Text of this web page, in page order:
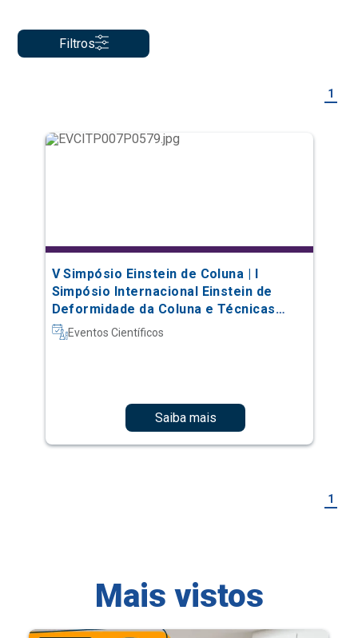
Filtros
1
V Simpósio Einstein de Coluna | I
Simpósio Internacional Einstein de
Deformidade da Coluna e Técnicas
Complexas
Eventos Científicos
Saiba mais
1
Mais vistos